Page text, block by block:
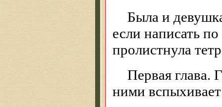
Была и
если написать
пролистнула
Первая глава.
ними